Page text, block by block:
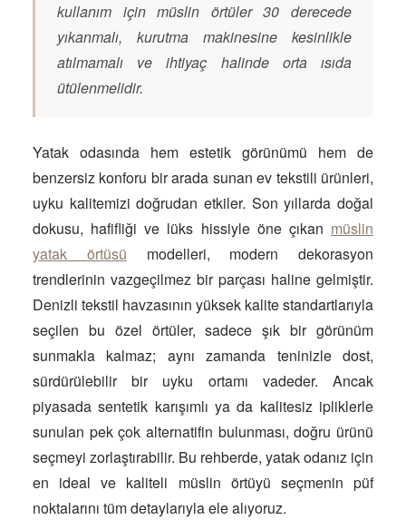
kullanım için müslin örtüler 30 derecede
yıkanmalı, kurutma makinesine kesinlikle
atılmamalı ve ihtiyaç halinde orta ısıda
ütülenmelidir.
Yatak odasında hem estetik görünümü hem de
benzersiz konforu bir arada sunan ev tekstili ürünleri,
uyku kalitemizi doğrudan etkiler. Son yıllarda doğal
dokusu, hafifliği ve lüks hissiyle öne çıkan müslin
yatak örtüsü modelleri, modern dekorasyon
trendlerinin vazgeçilmez bir parçası haline gelmiştir.
Denizli tekstil havzasının yüksek kalite standartlarıyla
seçilen bu özel örtüler, sadece şık bir görünüm
sunmakla kalmaz; aynı zamanda teninizle dost,
sürdürülebilir bir uyku ortamı vadeder. Ancak
piyasada sentetik karışımlı ya da kalitesiz ipliklerle
sunulan pek çok alternatifin bulunması, doğru ürünü
seçmeyi zorlaştırabilir. Bu rehberde, yatak odanız için
en ideal ve kaliteli müslin örtüyü seçmenin püf
noktalarını tüm detaylarıyla ele alıyoruz.